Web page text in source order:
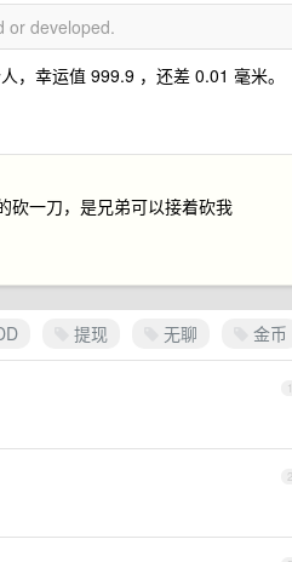
or developed.
，幸运值 999.9 ，还差 0.01 毫米。
砍一刀，是兄弟可以接着砍我
提现 无聊 金币
1
2